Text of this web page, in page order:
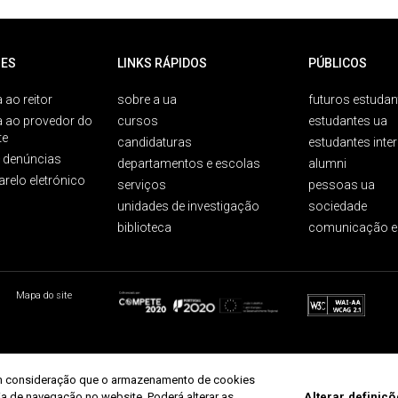
ao reitor
ao provedor do
denúncias
eletrónico
LINKS RÁPIDOS
sobre a ua
cursos
candidaturas
departamentos e escolas
serviços
unidades de investigação
biblioteca
PÚBLICOS
futuros
estudantes ua
estudantes
alumni
pessoas ua
sociedade
comunicação
Mapa do site
que o armazenamento de cookies